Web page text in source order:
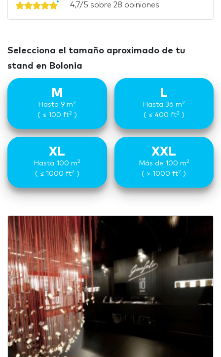
4,7/5 sobre 28 opiniones
Selecciona el tamaño aproximado de tu
stand en Bolonia
M
Hasta 9 m2
( ≤ 100 ft2)
L
Hasta 36 m2
( ≤ 400 ft2)
XL
Hasta 100 m2
( ≤ 1000 ft2)
XXL
Más de 100 m2
( > 1000 ft2 )